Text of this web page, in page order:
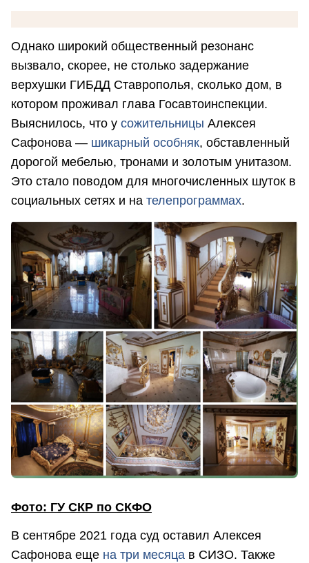
Однако широкий общественный резонанс
вызвало, скорее, не столько задержание
верхушки ГИБДД Ставрополья, сколько дом, в
котором проживал глава Госавтоинспекции.
Выяснилось, что у сожительницы Алексея
Сафонова — шикарный особняк, обставленный
дорогой мебелью, тронами и золотым унитазом.
Это стало поводом для многочисленных шуток в
социальных сетях и на телепрограммах.
Фото: ГУ СКР по СКФО
В сентябре 2021 года суд оставил Алексея
Сафонова еще на три месяца в СИЗО. Также